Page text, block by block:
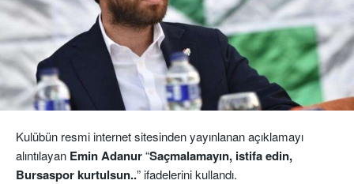
Kulübün resmi internet sitesinden yayınlanan açıklamayı
alıntılayan Emin Adanur“Saçmalamayın, istifa edin,
Bursaspor kurtulsun..” ifadelerini kullandı.